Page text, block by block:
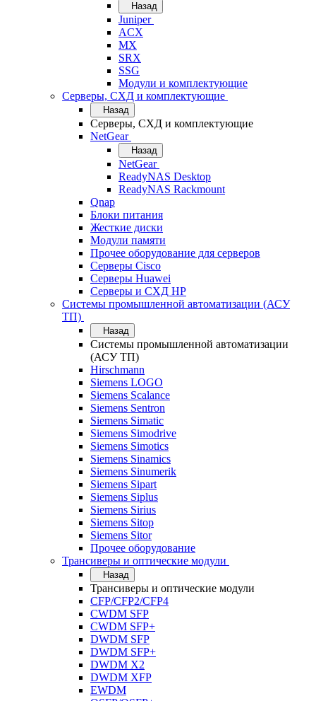
Назад
Juniper
ACX
MX
SRX
SSG
Модули и комплектующие
Серверы, СХД и комплектующие
Назад
Серверы, СХД и комплектующие
NetGear
Назад
NetGear
ReadyNAS Desktop
ReadyNAS Rackmount
Qnap
Блоки питания
Жесткие диски
Модули памяти
Прочее оборудование для серверов
Серверы Cisco
Серверы Huawei
Серверы и СХД HP
Системы промышленной автоматизации (АСУ
ТП)
Назад
Системы промышленной автоматизации
(АСУ ТП)
Hirschmann
Siemens LOGO
Siemens Scalance
Siemens Sentron
Siemens Simatic
Siemens Simodrive
Siemens Simotics
Siemens Sinamics
Siemens Sinumerik
Siemens Sipart
Siemens Siplus
Siemens Sirius
Siemens Sitop
Siemens Sitor
Прочее оборудование
Трансиверы и оптические модули
Назад
Трансиверы и оптические модули
CFP/CFP2/CFP4
CWDM SFP
CWDM SFP+
DWDM SFP
DWDM SFP+
DWDM X2
DWDM XFP
EWDM